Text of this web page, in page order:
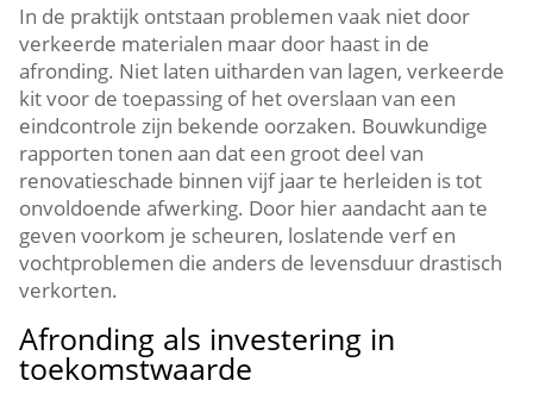
In de praktijk ontstaan problemen vaak niet door
verkeerde materialen maar door haast in de
afronding.​ Niet laten uitharden van lagen, verkeerde
kit voor de toepassing of het overslaan van een
eindcontrole zijn bekende oorzaken.​ Bouwkundige
rapporten tonen aan dat een groot deel van
renovatieschade binnen vijf jaar te herleiden is tot
onvoldoende afwerking.​ Door hier aandacht aan te
geven voorkom je scheuren, loslatende verf en
vochtproblemen die anders de levensduur drastisch
verkorten.​
Afronding als investering in
toekomstwaarde